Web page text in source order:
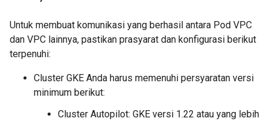
Untuk membuat komunikasi yang berhasil antara Pod VPC
dan VPC lainnya, pastikan prasyarat dan konfigurasi berikut
terpenuhi:
Cluster GKE Anda harus memenuhi persyaratan versi
minimum berikut:
Cluster Autopilot: GKE versi 1.22 atau yang lebih